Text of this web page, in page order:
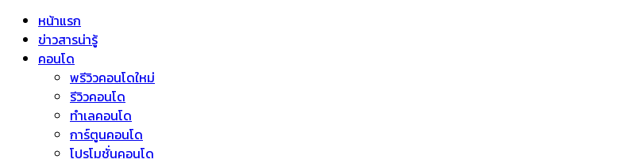
หน้าแรก
ข่าวสารน่ารู้
คอนโด
พรีวิวคอนโดใหม่
รีวิวคอนโด
ทำเลคอนโด
การ์ตูนคอนโด
โปรโมชั่นคอนโด